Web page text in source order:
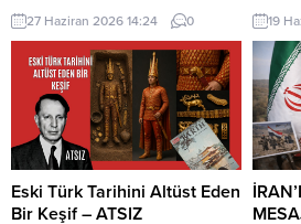
sonra gelen itfaiye ekiplerinin de
yardımıyla göndere çekti. O anlar
cep telefonu kamerası tarafından
kaydedildi. Yerden kaldırıp öptüler
Kemerköprü Mahallesi’nde dün
akşam saatlerinde Cumhuriyet
Parkı içerisindeki direkte bulunan
Türk bayrağı rüzgar nedeniyle
ipinin kopmasıyla yere düştü. Bu
sırada parkta oynayan çocuklar
27 Haziran 2026 14:24 0
MHP
cevap
edilen
19
Eski Türk Tarihini Altüst Eden
Bir Keşif – ATSIZ